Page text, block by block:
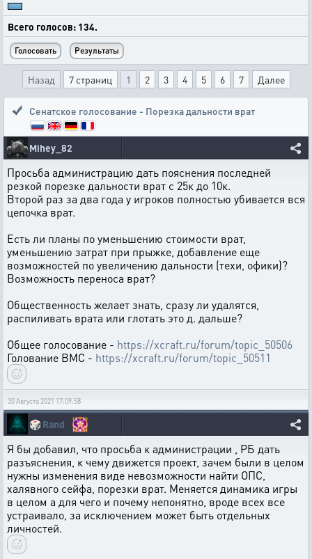
Всего голосов: 134.
Назад 7 страниц 1 2 3 4 5 6 7 Далее
Сенатское голосование - Порезка дальности врат
Mihey_82
Просьба администрацию дать пояснения последней
резкой порезке дальности врат с 25к до 10к.
Второй раз за два года у игроков полностью убивается вся
цепочка врат.
Есть ли планы по уменьшению стоимости врат,
уменьшению затрат при прыжке, добавление еще
возможностей по увеличению дальности (техи, офики)?
Возможность переноса врат?
Общественность желает знать, сразу ли удалятся,
распиливать врата или глотать это д. дальше?
Общее голосование - https://xcraft.ru/forum/topic_50506
Голование ВМС - https://xcraft.ru/forum/topic_50511
30 Августа 2021 17:09:58
🎲 Rand
Я бы добавил, что просьба к администрации , РБ дать
разъяснения, к чему движется проект, зачем были в целом
нужны изменения виде невозможности найти ОПС,
халявного сейфа, порезки врат. Меняется динамика игры
в целом а для чего и почему непонятно, вроде всех все
устраивало, за исключением может быть отдельных
личностей.